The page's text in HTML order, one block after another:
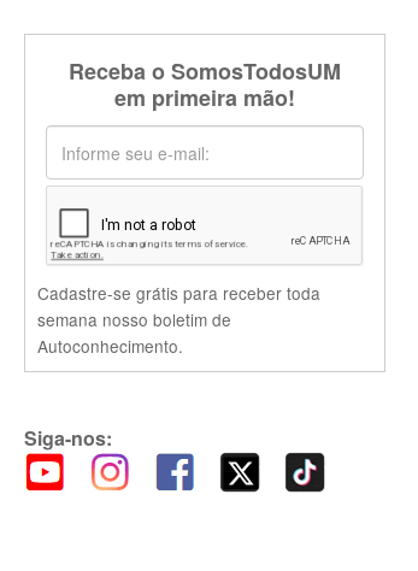
Receba o SomosTodosUM
em primeira mão!
Cadastre-se grátis para receber toda
semana nosso boletim de
Autoconhecimento.
Siga-nos: